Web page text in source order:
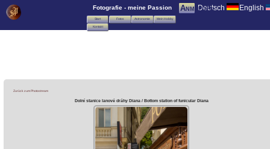
Deutsch English
Anmelden
Fotografie - meine Passion
Start Fotos Astronomie Mein Hobby
Kontakt
Zurück zum Photostream
Dolní stanice lanové dráhy Diana / Bottom station of funicular Diana